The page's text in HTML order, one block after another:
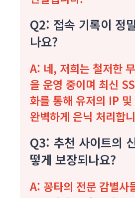
Q2: 접속 기록이 정
나요?
A: 네, 저희는 철저한
을 운영 중이며 최신
화를 통해 유저의 IP
완벽하게 은닉 처리합
Q3: 추천 사이트의
떻게 보장되나요?
A: 꽁타의 전문 감별사